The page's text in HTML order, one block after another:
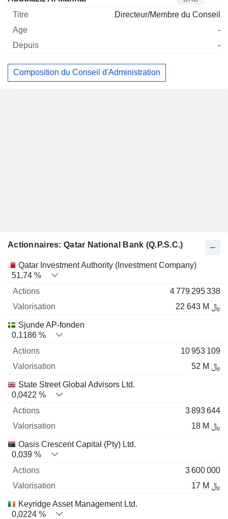
Directeur/Membre du Conseil
-
-
Composition du Conseil d'Administration
Actionnaires: Qatar National Bank (Q.P.S.C.)
Nom Actions % Valorisation
Qatar Investment Authority (Investment Company)
51,74 %
4 779 295 338
22 643 M ﷼
Sjunde AP-fonden
0,1186 %
10 953 109
52 M ﷼
State Street Global Advisors Ltd.
0,0422 %
3 893 644
18 M ﷼
Oasis Crescent Capital (Pty) Ltd.
0,039 %
3 600 000
17 M ﷼
Keyridge Asset Management Ltd.
0,0224 %